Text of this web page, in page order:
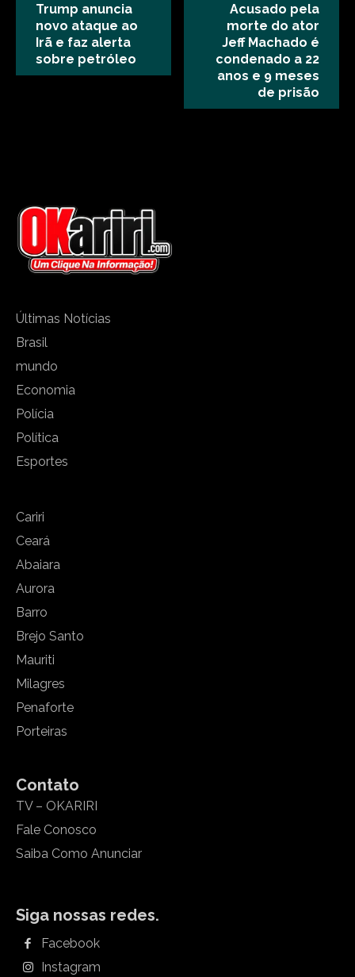
Trump anuncia
novo ataque ao
Irã e faz alerta
sobre petróleo
Acusado pela
morte do ator
Jeff Machado é
condenado a 22
anos e 9 meses
de prisão
Últimas Notícias
Brasil
mundo
Economia
Polícia
Política
Esportes
Cariri
Ceará
Abaiara
Aurora
Barro
Brejo Santo
Mauriti
Milagres
Penaforte
Porteiras
Contato
TV – OKARIRI
Fale Conosco
Saiba Como Anunciar
Siga nossas redes.
Facebook
Instagram